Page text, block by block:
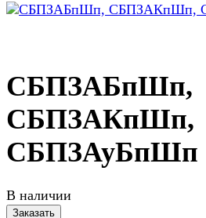
СБПЗАБпШп,
СБПЗАКпШп,
СБПЗАуБпШп
В наличии
Заказать